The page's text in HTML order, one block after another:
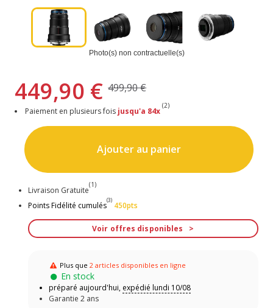
Photo(s) non contractuelle(s)
449,90 € 499,90 €
Paiement en plusieurs fois jusqu'a 84x
(2)
Ajouter au panier
Livraison Gratuite
(1)
Points Fidélité cumulés
(3)
450pts
Voir offres disponibles
Plus que2 articles disponibles en ligne
En stock
préparé aujourd'hui, expédié lundi 10/08
Garantie 2 ans